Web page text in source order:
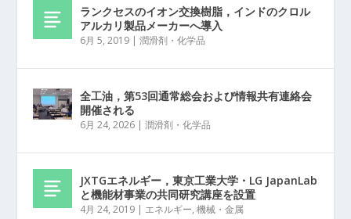
ランクセスのイオン交換樹脂，インドのクロル
アルカリ製品メーカーへ導入
6月 5, 2019 |潤滑剤・化学品
全工油，第53回通常総会および情報共有連絡会
開催される
6月 24, 2026 |潤滑剤・化学品
JXTGエネルギー，東京工業大学・LG JapanLab
と機能材事業の共同研究講座を設置
4月 24, 2019 | エネルギー,機械・金属